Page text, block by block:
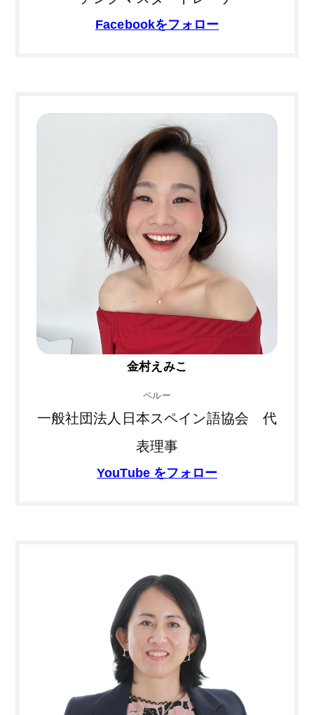
Facebookをフォロー
金村えみこ
ペルー
一般社団法人日本スペイン語協会 代
表理事
YouTube をフォロー